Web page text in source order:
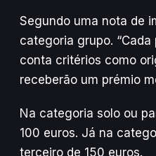
Segundo uma nota de
categoria grupo.
conta critérios como
receberão um prémio
Na categoria solo ou
100 euros. Já na
terceiro de 150 euros.